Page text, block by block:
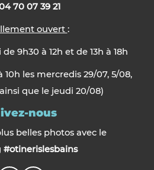
70 07 39 21
ouvert :
9h30 à 12h et de 13h à 18h
les mercredis 29/07, 5/08,
que le jeudi 20/08)
nous
belles photos avec le
#otinerislesbains